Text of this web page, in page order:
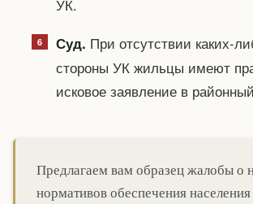
УК.
Суд. При отсутствии каких-
стороны УК жильцы имеют
исковое заявление в
Предлагаем вам образец жалобы о
нормативов обеспечения населения